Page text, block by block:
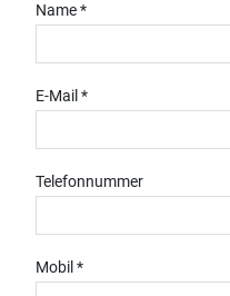
Name *
E-Mail *
Telefonnummer
Mobil *